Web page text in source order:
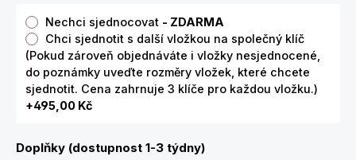
Nechci sjednocovat - ZDARMA
Chci sjednotit s další vložkou na společný klíč
(Pokud zároveň objednáváte i vložky nesjednocené,
do poznámky uveďte rozměry vložek, které chcete
sjednotit. Cena zahrnuje 3 klíče pro každou vložku.)
+495,00 Kč
Doplňky (dostupnost 1-3 týdny)